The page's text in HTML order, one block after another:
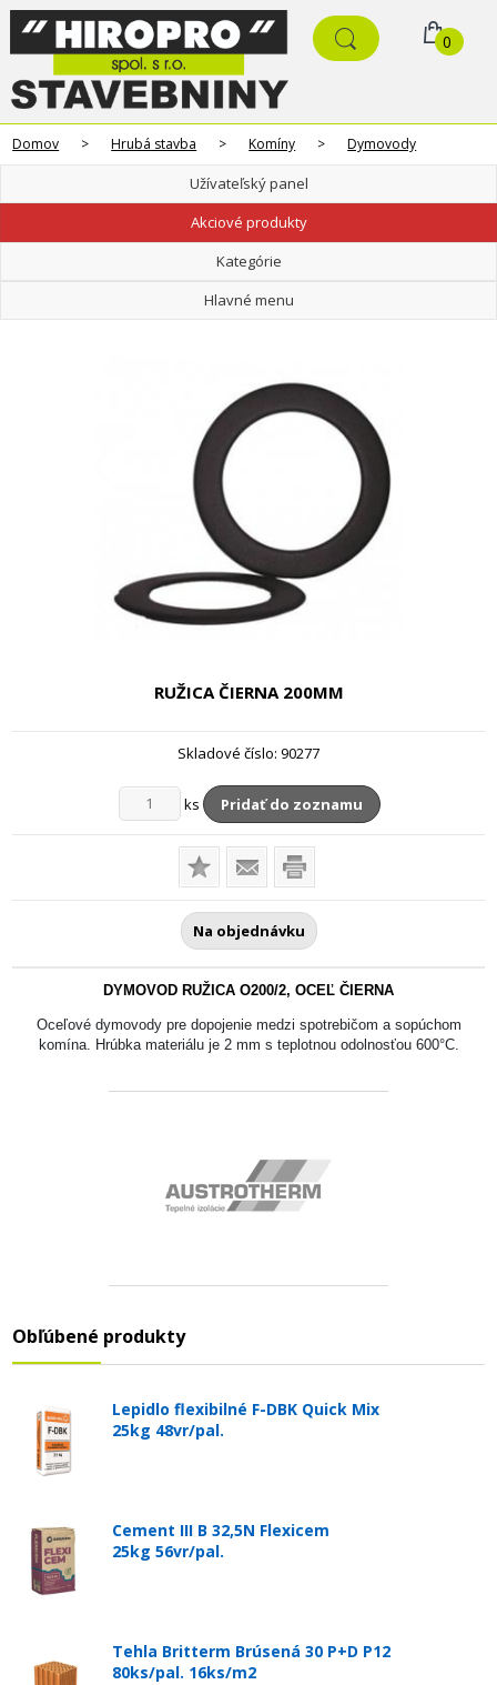
0
Domov > Hrubá stavba > Komíny > Dymovody
Užívateľský panel
Akciové produkty
Kategórie
Hlavné menu
RUŽICA ČIERNA 200MM
Skladové číslo: 90277
ks Pridať do zoznamu
Na objednávku
DYMOVOD RUŽICA O200/2, OCEĽ ČIERNA
Oceľové dymovody pre dopojenie medzi spotrebičom a sopúchom
komína. Hrúbka materiálu je 2 mm s teplotnou odolnosťou 600°C.
Obľúbené produkty
Lepidlo flexibilné F-DBK Quick Mix
25kg 48vr/pal.
Cement III B 32,5N Flexicem
25kg 56vr/pal.
Tehla Britterm Brúsená 30 P+D P12
80ks/pal. 16ks/m2